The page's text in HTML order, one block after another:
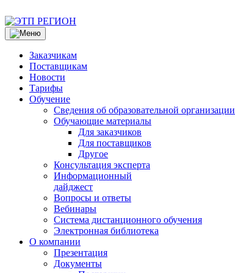
Заказчикам
Поставщикам
Новости
Тарифы
Обучение
Сведения об образовательной организации
Обучающие материалы
Для заказчиков
Для поставщиков
Другое
Консультация эксперта
Информационный
дайджест
Вопросы и ответы
Вебинары
Система дистанционного обучения
Электронная библиотека
О компании
Презентация
Документы